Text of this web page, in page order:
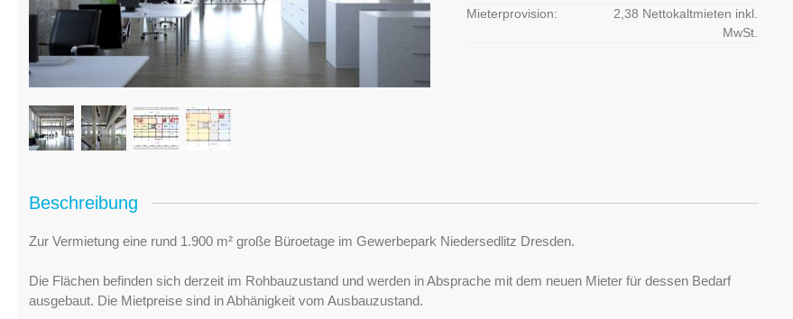
Mieterprovision:
2,38 Nettokaltmieten inkl.
MwSt.
Beschreibung
Zur Vermietung eine rund 1.900 m² große Büroetage im Gewerbepark Niedersedlitz Dresden.
Die Flächen befinden sich derzeit im Rohbauzustand und werden in Absprache mit dem neuen Mieter für dessen Bedarf
ausgebaut. Die Mietpreise sind in Abhänigkeit vom Ausbauzustand.